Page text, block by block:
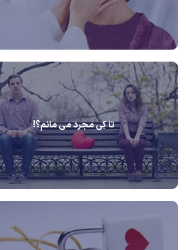
تا کِی مجرد می مانم؟!